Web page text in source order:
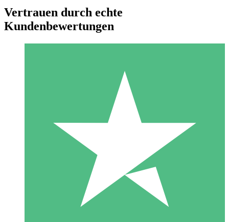
Individuelle Credit-Pakete
Zahlen Sie nach Bedarf mit Download-Credits. Keine
monatliche Verpflichtung erforderlich.
10 00
Vertrauen durch echte
Kundenbewertungen